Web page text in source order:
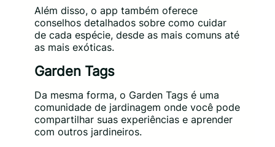
Além disso, o app também oferece
conselhos detalhados sobre como cuidar
de cada espécie, desde as mais comuns até
as mais exóticas.
Garden Tags
Da mesma forma, o Garden Tags é uma
comunidade de jardinagem onde você pode
compartilhar suas experiências e aprender
com outros jardineiros.